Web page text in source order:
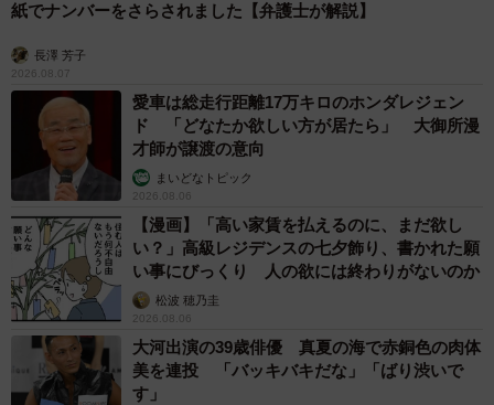
紙でナンバーをさらされました【弁護士が解説】
長澤 芳子
2026.08.07
愛車は総走行距離17万キロのホンダレジェン
ド 「どなたか欲しい方が居たら」 大御所漫
才師が譲渡の意向
まいどなトピック
2026.08.06
【漫画】「高い家賃を払えるのに、まだ欲し
い？」高級レジデンスの七夕飾り、書かれた願
い事にびっくり 人の欲には終わりがないのか
松波 穂乃圭
2026.08.06
大河出演の39歳俳優 真夏の海で赤銅色の肉体
美を連投 「バッキバキだな」「ばり渋いで
す」